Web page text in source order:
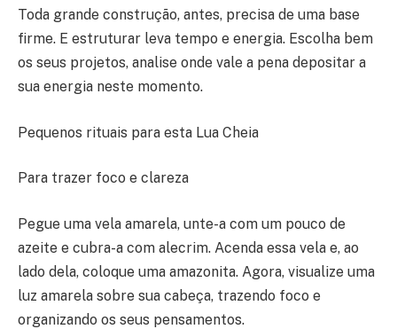
Toda grande construção, antes, precisa de uma base
firme. E estruturar leva tempo e energia. Escolha bem
os seus projetos, analise onde vale a pena depositar a
sua energia neste momento.
Pequenos rituais para esta Lua Cheia
Para trazer foco e clareza
Pegue uma vela amarela, unte-a com um pouco de
azeite e cubra-a com alecrim. Acenda essa vela e, ao
lado dela, coloque uma amazonita. Agora, visualize uma
luz amarela sobre sua cabeça, trazendo foco e
organizando os seus pensamentos.